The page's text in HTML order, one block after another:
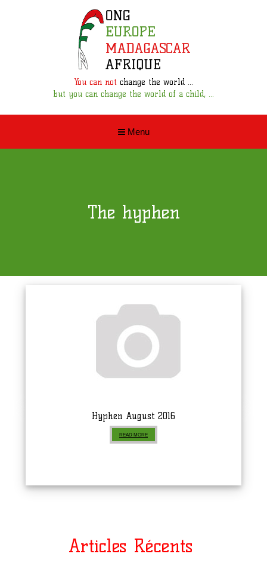
You can notchange the world ...
but you can change the world of a child, ...
Menu
The hyphen
Hyphen August 2016
READ MORE
Articles Récents